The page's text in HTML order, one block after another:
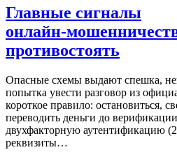
Главные сигналы
противостоять
Опасные схемы выдают спешка,
попытка увести разговор из
короткое правило: остановиться,
переводить деньги до
двухфакторную аутентификацию
реквизиты…